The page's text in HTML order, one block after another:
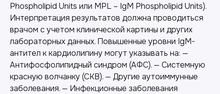
Phospholipid Units или MPL – IgM Phospholipid Units).
Интерпретация результатов должна проводиться
врачом с учетом клинической картины и других
лабораторных данных. Повышенные уровни IgM-
антител к кардиолипину могут указывать на: —
Антифосфолипидный синдром (АФС). — Системную
красную волчанку (СКВ). — Другие аутоиммунные
заболевания. — Инфекционные заболевания